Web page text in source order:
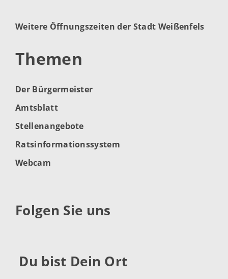
Weitere Öffnungszeiten der Stadt Weißenfels
Themen
Der Bürgermeister
Amtsblatt
Stellenangebote
Ratsinformationssystem
Webcam
Folgen Sie uns
Du bist Dein Ort